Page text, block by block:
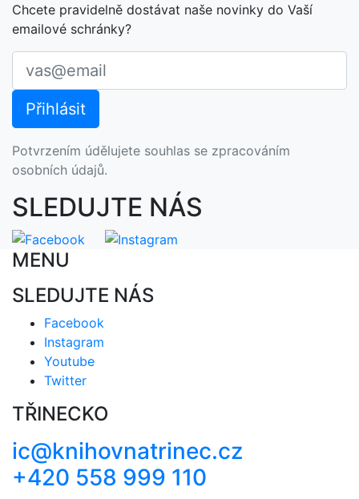
Chcete pravidelně dostávat naše novinky do Vaší
emailové schránky?
Potvrzením údělujete souhlas se zpracováním
osobních údajů.
SLEDUJTE NÁS
MENU
SLEDUJTE NÁS
Facebook
Instagram
Youtube
Twitter
TŘINECKO
ic@knihovnatrinec.cz
+420 558 999 110